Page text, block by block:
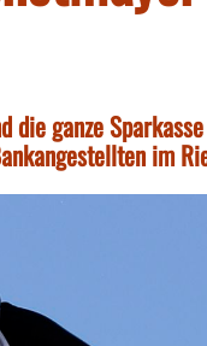
die ganze
im